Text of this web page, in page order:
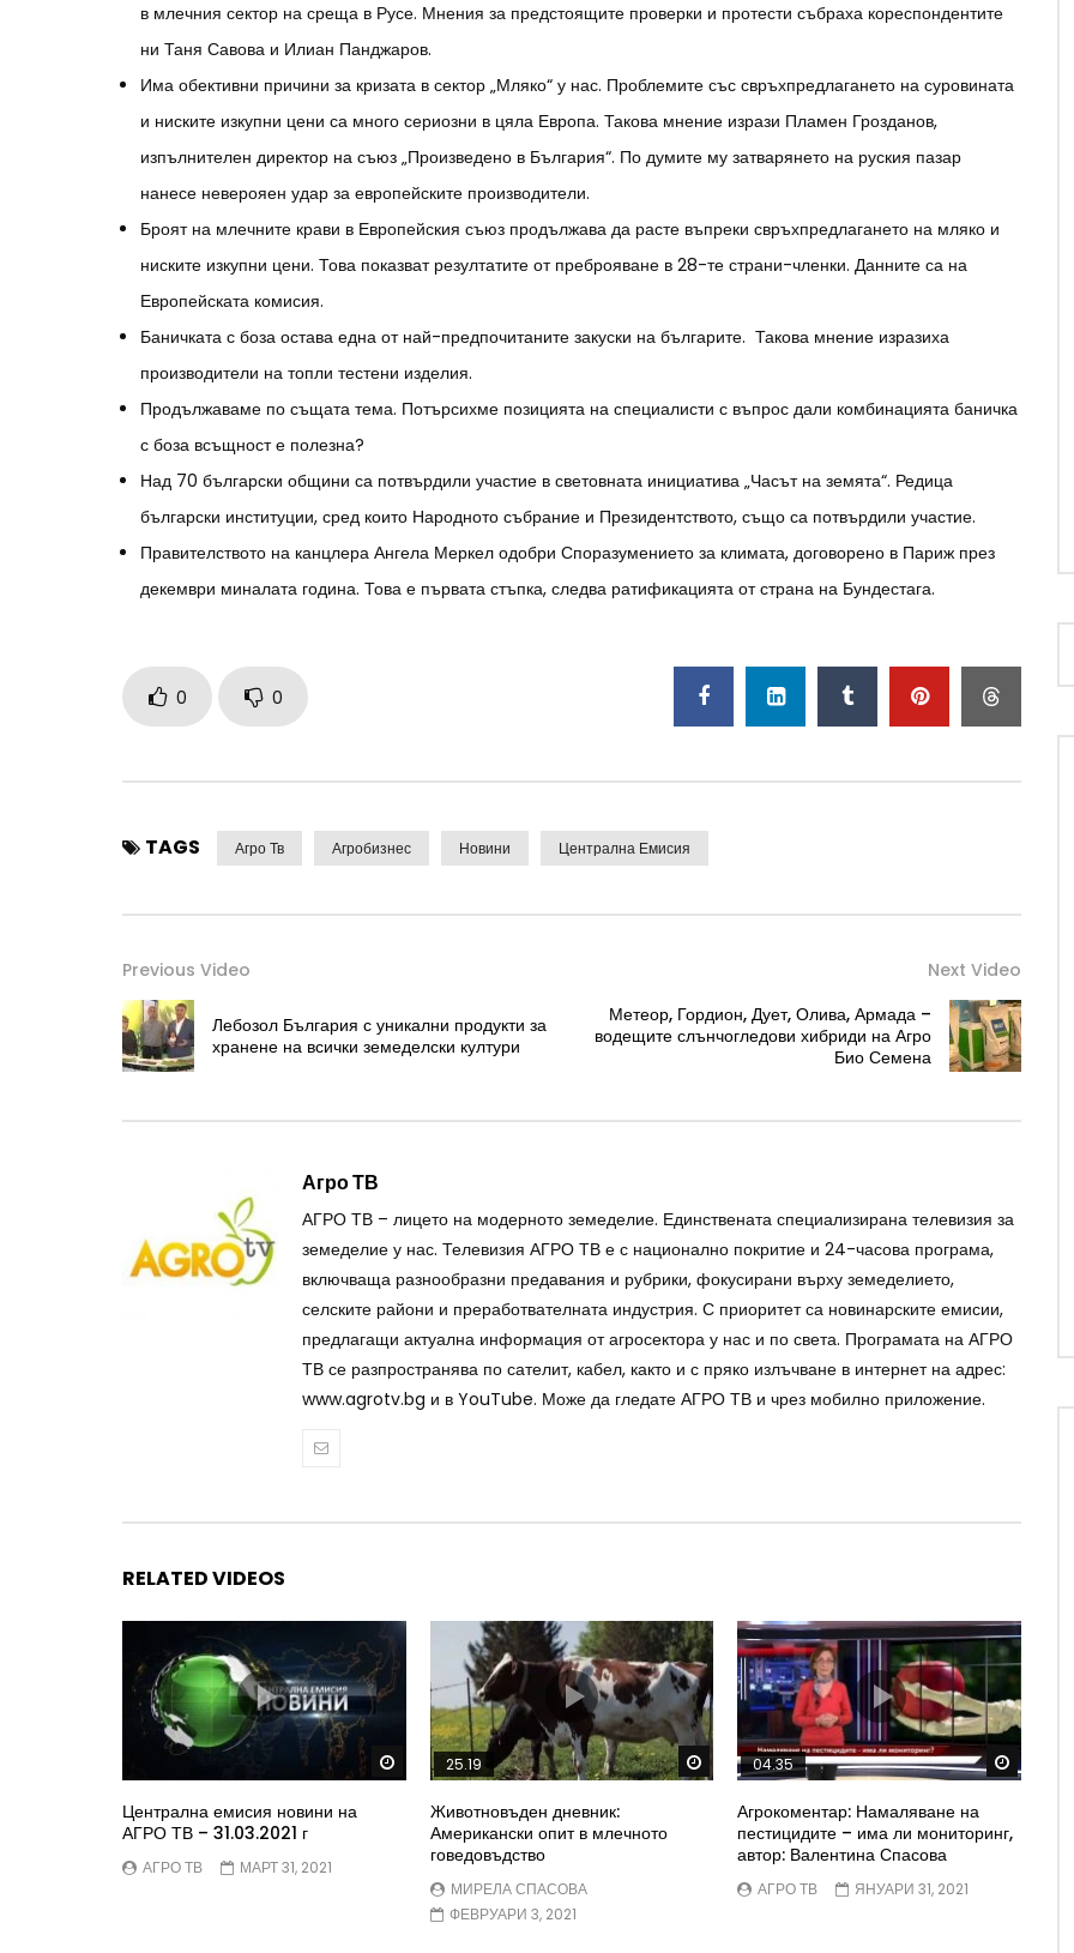
в млечния сектор на среща в Русе. Мнения за предстоящите проверки и протести събраха кореспондентите
ни Таня Савова и Илиан Панджаров.
Има обективни причини за кризата в сектор „Мляко“ у нас. Проблемите със свръхпредлагането на суровината
и ниските изкупни цени са много сериозни в цяла Европа. Такова мнение изрази Пламен Грозданов,
изпълнителен директор на съюз „Произведено в България“. По думите му затварянето на руския пазар
нанесе неверояен удар за европейските производители.
Броят на млечните крави в Европейския съюз продължава да расте въпреки свръхпредлагането на мляко и
ниските изкупни цени. Това показват резултатите от преброяване в 28-те страни-членки. Данните са на
Европейската комисия.
Баничката с боза остава една от най-предпочитаните закуски на българите. Такова мнение изразиха
производители на топли тестени изделия.
Продължаваме по същата тема. Потърсихме позицията на специалисти с въпрос дали комбинацията баничка
с боза всъщност е полезна?
Над 70 български общини са потвърдили участие в световната инициатива „Часът на земята“. Редица
български институции, сред които Народното събрание и Президентството, също са потвърдили участие.
Правителството на канцлера Ангела Меркел одобри Споразумението за климата, договорено в Париж през
декември миналата година. Това е първата стъпка, следва ратификацията от страна на Бундестага.
0 0
TAGS Агро Тв Агробизнес Новини Централна Емисия
Previous Video
Лебозол България с уникални продукти за
хранене на всички земеделски култури
Next Video
Метеор, Гордион, Дует, Олива, Армада –
водещите слънчогледови хибриди на Агро
Био Семена
Агро ТВ
АГРО ТВ – лицето на модерното земеделие. Единствената специализирана телевизия за
земеделие у нас. Телевизия АГРО ТВ е с национално покритие и 24-часова програма,
включваща разнообразни предавания и рубрики, фокусирани върху земеделието,
селските райони и преработвателната индустрия. С приоритет са новинарските емисии,
предлагащи актуална информация от агросектора у нас и по света. Програмата на АГРО
ТВ се разпространява по сателит, кабел, както и с пряко излъчване в интернет на адрес:
www.agrotv.bg и в YouTube. Може да гледате АГРО ТВ и чрез мобилно приложение.
RELATED VIDEOS
Watch Later
Централна емисия новини на
АГРО ТВ – 31.03.2021 г
АГРО ТВ МАРТ 31, 2021
Watch Later
25.19
Животновъден дневник:
Американски опит в млечното
говедовъдство
МИРЕЛА СПАСОВА
ФЕВРУАРИ 3, 2021
Watch
04.35
Агрокоментар: Намаляване на
пестицидите – има ли мониторинг,
автор: Валентина Спасова
АГРО ТВ ЯНУАРИ 31, 2021